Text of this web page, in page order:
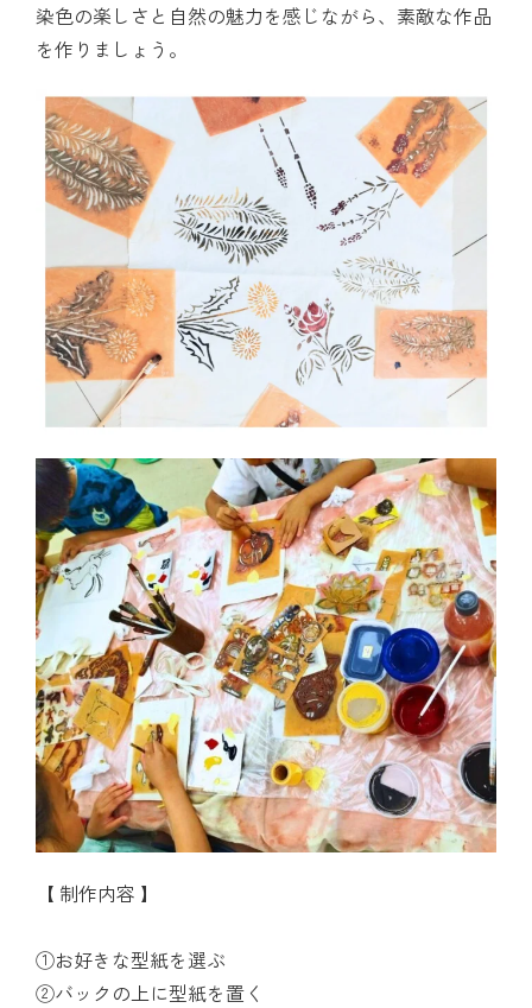
染色の楽しさと自然の魅力を感じながら、素敵な作品
を作りましょう。
【 制作内容 】
①お好きな型紙を選ぶ
②バックの上に型紙を置く